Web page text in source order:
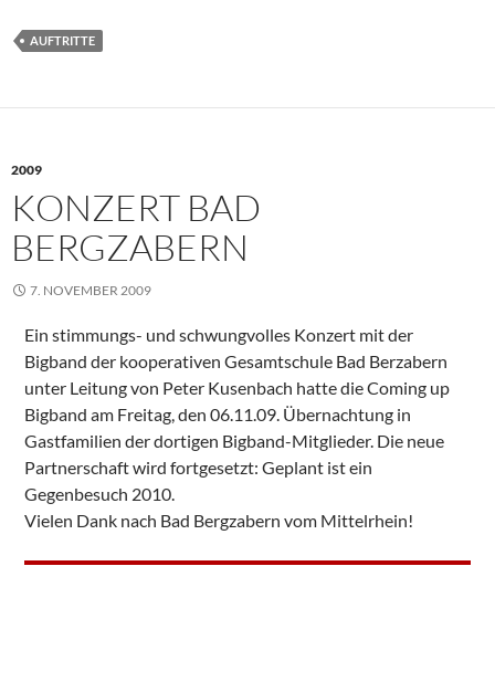
AUFTRITTE
2009
KONZERT BAD
BERGZABERN
7. NOVEMBER 2009
Ein stimmungs- und schwungvolles Konzert mit der
Bigband der kooperativen Gesamtschule Bad Berzabern
unter Leitung von Peter Kusenbach hatte die Coming up
Bigband am Freitag, den 06.11.09. Übernachtung in
Gastfamilien der dortigen Bigband-Mitglieder. Die neue
Partnerschaft wird fortgesetzt: Geplant ist ein
Gegenbesuch 2010.
Vielen Dank nach Bad Bergzabern vom Mittelrhein!